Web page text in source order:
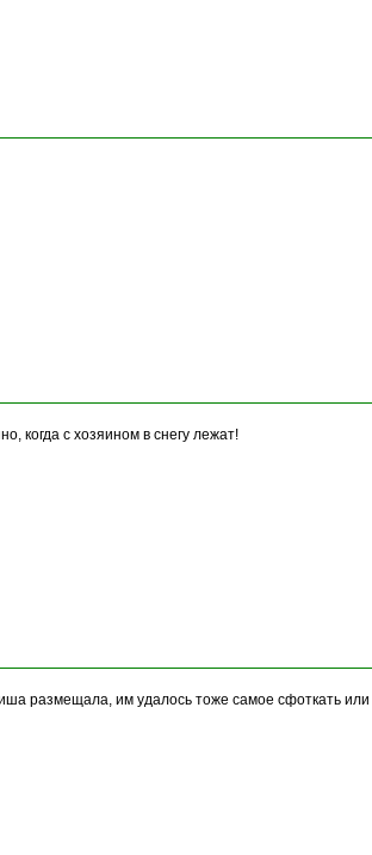
когда с хозяином в снегу лежат!
размещала, им удалось тоже самое сфоткать